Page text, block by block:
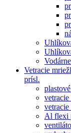
Vetracie
prísl.
Al flexi